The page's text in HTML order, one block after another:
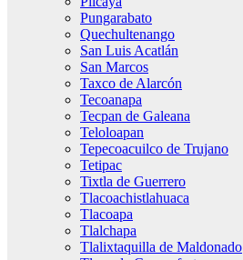
Pungarabato
Quechultenango
San Luis Acatlán
San Marcos
Taxco de Alarcón
Tecoanapa
Tecpan de Galeana
Teloloapan
Tepecoacuilco de Trujano
Tetipac
Tixtla de Guerrero
Tlacoachistlahuaca
Tlacoapa
Tlalchapa
Tlalixtaquilla de Maldonado